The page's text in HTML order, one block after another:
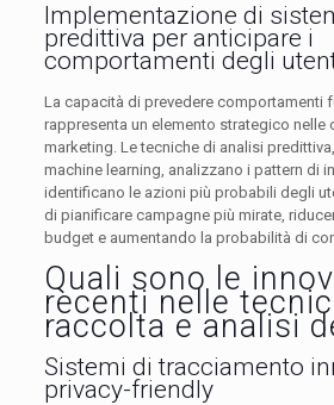
Implementazione di
predittiva per anticipare i
comportamenti degli
La capacità di prevedere comportamenti
rappresenta un elemento strategico nelle
marketing. Le tecniche di analisi
machine learning, analizzano i pattern di
identificano le azioni più probabili degli
di pianificare campagne più mirate,
budget e aumentando la probabilità di
Quali sono le
recenti nelle
raccolta e analisi
Sistemi di tracciamento
privacy-friendly